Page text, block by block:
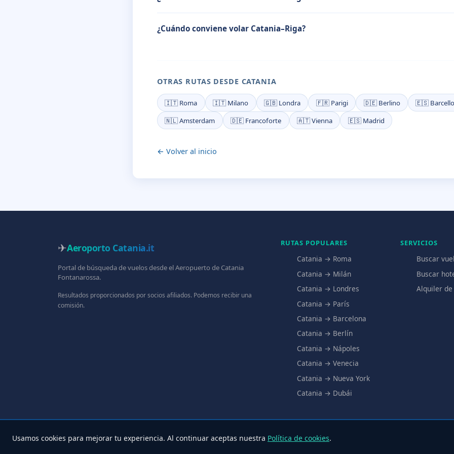
¿Cuándo conviene volar Catania–Riga?
OTRAS RUTAS DESDE CATANIA
🇮🇹 Roma 🇮🇹 Milano 🇬🇧 Londra 🇫🇷 Parigi 🇩🇪 Berlino
🇪🇸
🇳🇱 Amsterdam
🇩🇪 Francoforte 🇦🇹 Vienna 🇪🇸 Madrid
← Volver al inicio
✈Aeroporto Catania.it
Portal de búsqueda de vuelos desde el Aeropuerto de Catania
Fontanarossa.
Resultados proporcionados por socios afiliados. Podemos recibir una
comisión.
RUTAS POPULARES
Catania → Roma
Catania → Milán
Catania → Londres
Catania → París
Catania → Barcelona
Catania → Berlín
Catania → Nápoles
Catania → Venecia
Catania → Nueva York
Catania → Dubái
SERVICIOS
Buscar
Buscar
Alquiler de
© 2025 Aeroporto Catania.it – Todos los derechos reservados
Usamos cookies para mejorar tu experiencia. Al continuar aceptas nuestra Política de cookies.